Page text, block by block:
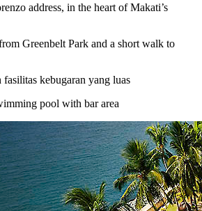
address, in the heart of Makati’s
Greenbelt Park and a short walk to
fasilitas kebugaran yang luas
pool with bar area